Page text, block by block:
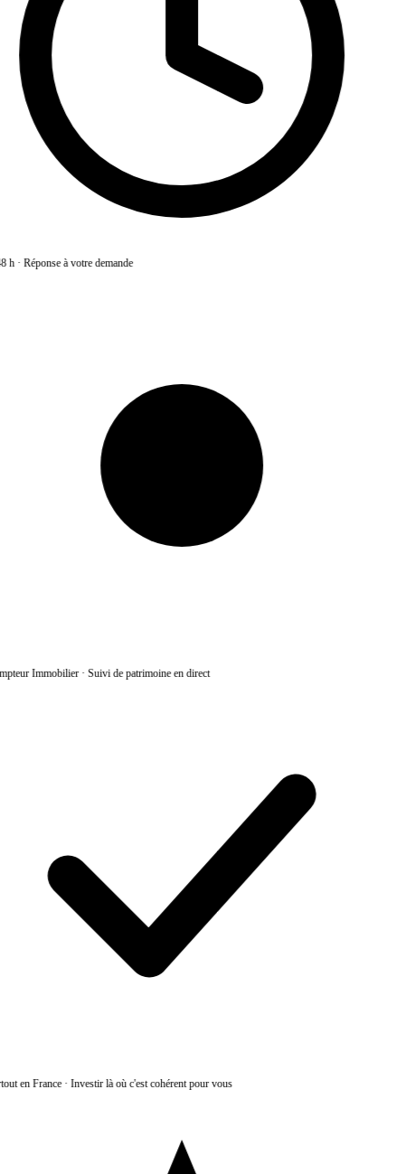
h· Réponse à votre demande
Immobilier· Suivi de patrimoine en direct
en France· Investir là où c'est cohérent pour vous